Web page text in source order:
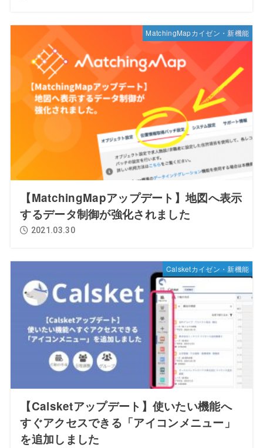
MatchingMapカイゼン・新機能
【MatchingMapアップデート】地図へ表示
するデータ制御が強化されました
2021.03.30
Calsketカイゼン・新機能
【Calsketアップデート】使いたい機能へ
すぐアクセスできる「アイコンメニュー」
を追加しました